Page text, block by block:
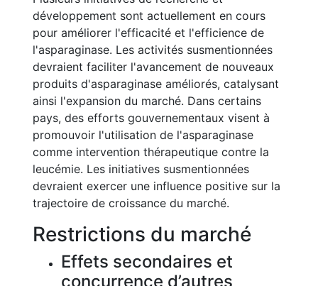
développement sont actuellement en cours
pour améliorer l'efficacité et l'efficience de
l'asparaginase. Les activités susmentionnées
devraient faciliter l'avancement de nouveaux
produits d'asparaginase améliorés, catalysant
ainsi l'expansion du marché. Dans certains
pays, des efforts gouvernementaux visent à
promouvoir l'utilisation de l'asparaginase
comme intervention thérapeutique contre la
leucémie. Les initiatives susmentionnées
devraient exercer une influence positive sur la
trajectoire de croissance du marché.
Restrictions du marché
Effets secondaires et
concurrence d’autres